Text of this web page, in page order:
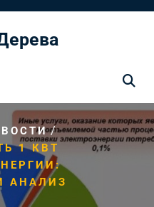
/
1 КВТ
АНАЛИЗ